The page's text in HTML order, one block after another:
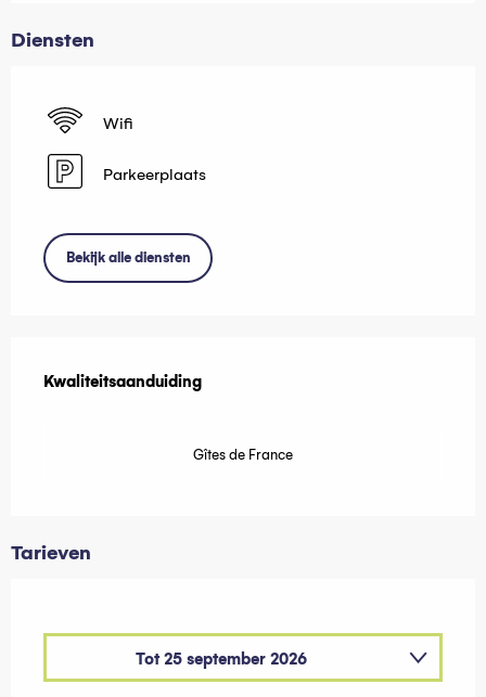
Diensten
Wifi
Parkeerplaats
Bekijk alle diensten
Kwaliteitsaanduiding
Kwaliteitsaanduiding
Gîtes de France
Tarieven
Tot25 september 2026